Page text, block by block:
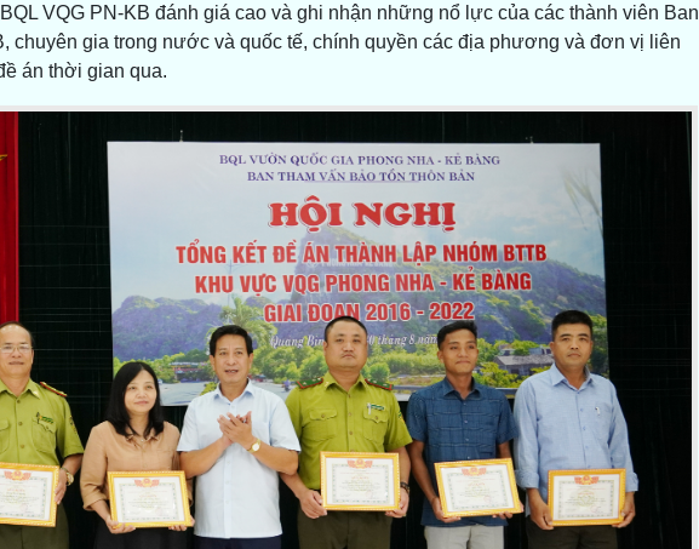
VQG PN-KB đánh giá cao và ghi nhận những nổ lực của các thành viên Ban
chuyên gia trong nước và quốc tế, chính quyền các địa phương và đơn vị liên
án thời gian qua.